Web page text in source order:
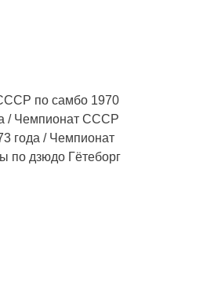
по самбо 1970
/ Чемпионат СССР
года / Чемпионат
по дзюдо Гётеборг